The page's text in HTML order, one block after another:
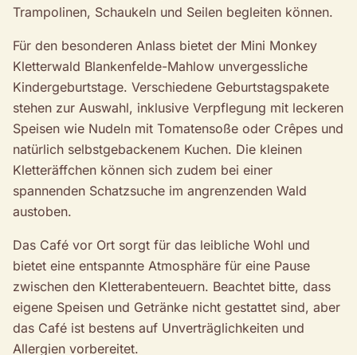
Trampolinen, Schaukeln und Seilen begleiten können.
Für den besonderen Anlass bietet der Mini Monkey
Kletterwald Blankenfelde-Mahlow unvergessliche
Kindergeburtstage. Verschiedene Geburtstagspakete
stehen zur Auswahl, inklusive Verpflegung mit leckeren
Speisen wie Nudeln mit Tomatensoße oder Crêpes und
natürlich selbstgebackenem Kuchen. Die kleinen
Kletteräffchen können sich zudem bei einer
spannenden Schatzsuche im angrenzenden Wald
austoben.
Das Café vor Ort sorgt für das leibliche Wohl und
bietet eine entspannte Atmosphäre für eine Pause
zwischen den Kletterabenteuern. Beachtet bitte, dass
eigene Speisen und Getränke nicht gestattet sind, aber
das Café ist bestens auf Unverträglichkeiten und
Allergien vorbereitet.